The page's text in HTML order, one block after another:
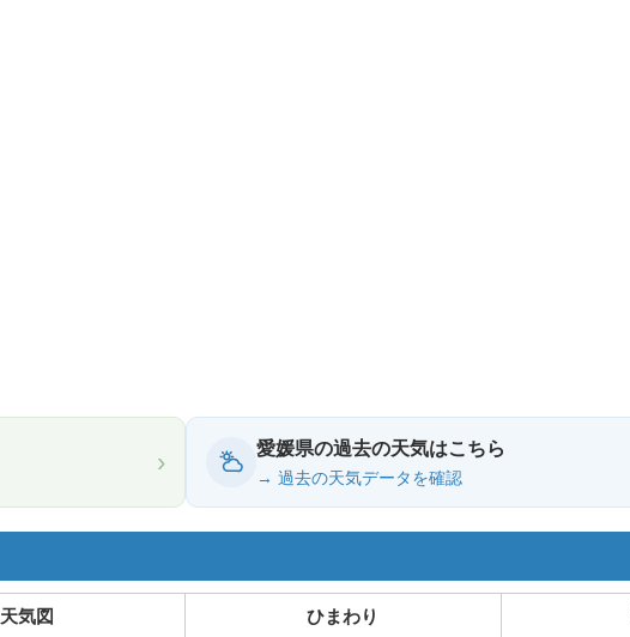
› 愛媛県の過去の天気はこちら
→ 過去の天気データを確認
天気図 ひまわり